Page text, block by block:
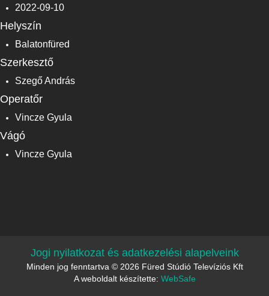
2022-09-10
Helyszín
Balatonfüred
Szerkesztő
Szegő András
Operatőr
Vincze Gyula
Vágó
Vincze Gyula
Jogi nyilatkozat és adatkezelési alapelveink
Minden jog fenntartva © 2026 Füred Stúdió Televíziós Kft
A weboldalt készítette: WebSafe